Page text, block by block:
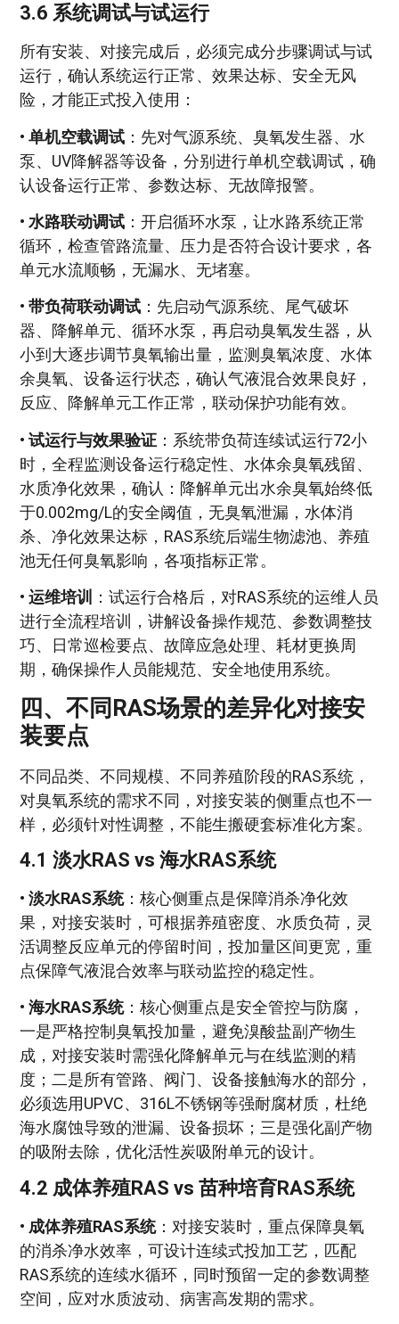
3.6 系统调试与试运行
所有安装、对接完成后，必须完成分步骤调试与试
运行，确认系统运行正常、效果达标、安全无风
险，才能正式投入使用：
• 单机空载调试 ：先对气源系统、臭氧发生器、水
泵、UV降解器等设备，分别进行单机空载调试，确
认设备运行正常、参数达标、无故障报警。
• 水路联动调试 ：开启循环水泵，让水路系统正常
循环，检查管路流量、压力是否符合设计要求，各
单元水流顺畅，无漏水、无堵塞。
• 带负荷联动调试 ：先启动气源系统、尾气破坏
器、降解单元、循环水泵，再启动臭氧发生器，从
小到大逐步调节臭氧输出量，监测臭氧浓度、水体
余臭氧、设备运行状态，确认气液混合效果良好，
反应、降解单元工作正常，联动保护功能有效。
• 试运行与效果验证 ：系统带负荷连续试运行72小
时，全程监测设备运行稳定性、水体余臭氧残留、
水质净化效果，确认：降解单元出水余臭氧始终低
于0.002mg/L的安全阈值，无臭氧泄漏，水体消
杀、净化效果达标，RAS系统后端生物滤池、养殖
池无任何臭氧影响，各项指标正常。
• 运维培训
：试运行合格后，对RAS系统的运维人员
进行全流程培训，讲解设备操作规范、参数调整技
巧、日常巡检要点、故障应急处理、耗材更换周
期，确保操作人员能规范、安全地使用系统。
四、不同RAS场景的差异化对接安
装要点
不同品类、不同规模、不同养殖阶段的RAS系统，
对臭氧系统的需求不同，对接安装的侧重点也不一
样，必须针对性调整，不能生搬硬套标准化方案。
4.1 淡水RAS vs 海水RAS系统
• 淡水RAS系统：核心侧重点是保障消杀净化效
果，对接安装时，可根据养殖密度、水质负荷，灵
活调整反应单元的停留时间，投加量区间更宽，重
点保障气液混合效率与联动监控的稳定性。
• 海水RAS系统：核心侧重点是安全管控与防腐，
一是严格控制臭氧投加量，避免溴酸盐副产物生
成，对接安装时需强化降解单元与在线监测的精
度；二是所有管路、阀门、设备接触海水的部分，
必须选用UPVC、316L不锈钢等强耐腐材质，杜绝
海水腐蚀导致的泄漏、设备损坏；三是强化副产物
的吸附去除，优化活性炭吸附单元的设计。
4.2 成体养殖RAS vs 苗种培育RAS系统
• 成体养殖RAS系统：对接安装时，重点保障臭氧
的消杀净水效率，可设计连续式投加工艺，匹配
RAS系统的连续水循环，同时预留一定的参数调整
空间，应对水质波动、病害高发期的需求。